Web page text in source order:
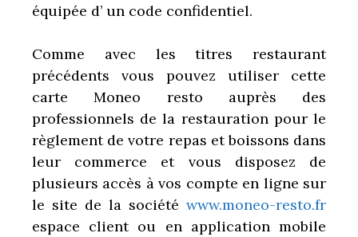
équipée d’ un code confidentiel.
Comme avec les titres restaurant
précédents vous pouvez utiliser cette
carte Moneo resto auprès des
professionnels de la restauration pour le
règlement de votre repas et boissons dans
leur commerce et vous disposez de
plusieurs accès à vos compte en ligne sur
le site de la société www.moneo-resto.fr
espace client ou en application mobile